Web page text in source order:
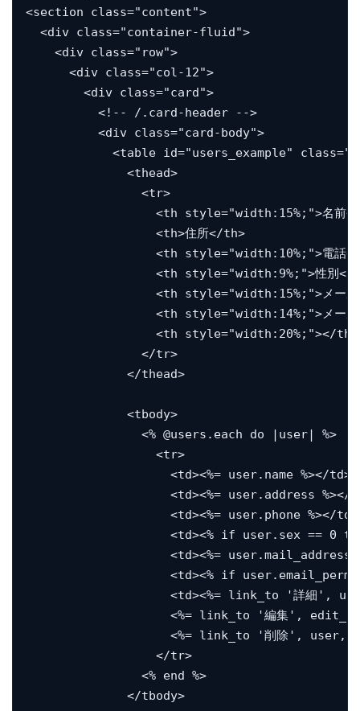
<section class="content">
  <div class="container-fluid">
    <div class="row">
      <div class="col-12">
        <div class="card">
          <!-- /.card-header -->
          <div class="card-body">
<table id="users_example"
              <thead>
                <tr>
<th style="width:15%;">名前
                  <th>住所</th>
<th style="width:10%;">電話
<th style="width:9%;">性別</
<th style="width:15%;">メー
<th style="width:14%;">メール
                  <th style="width:20%;"></th>
                </tr>
              </thead>
              <tbody>
                <% @users.each do |user| %>
                  <tr>
                    <td><%= user.name %></td>
<td><%= user.address %></
                    <td><%= user.phone %></td>
<td><% if user.sex == 0
<td><%= user.mail_address
<td><% if
<td><%= link_to '詳細',
<%= link_to '編集',
<%= link_to '削除', user,
                  </tr>
                <% end %>
              </tbody>